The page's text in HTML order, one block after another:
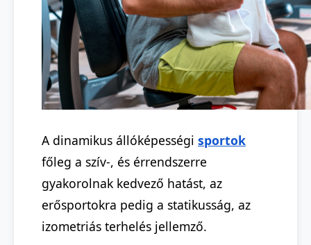
A dinamikus állóképességi sportok
főleg a szív-, és érrendszerre
gyakorolnak kedvező hatást, az
erősportokra pedig a statikusság, az
izometriás terhelés jellemző.